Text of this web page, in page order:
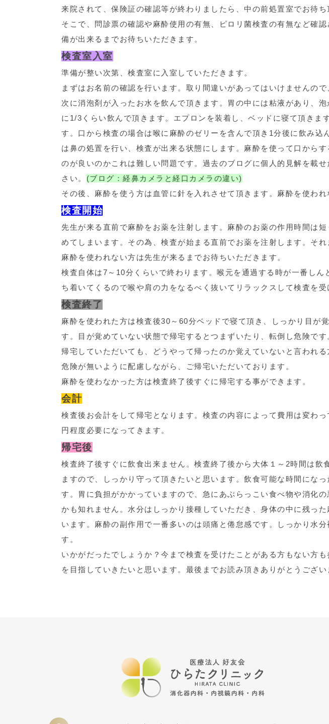
来院されて、保険証の確認等が終わりましたら、中の前処置室でお待ち
そこで、問診票の確認や麻酔使用の有無、ピロリ菌検査の有無など確
備が出来るまでお待ちいただきます。
検査室入室
準備が整い次第、検査室に入室していただきます。
まずはお名前の確認を行います。取り間違いがあってはいけませんので
次に消泡剤が入ったお水を飲んで頂きます。胃の中には粘液があり、
に1/3くらい飲んで頂きます。エプロンを装着し、ベッドに寝て頂きま
す。口から検査の場合は喉に麻酔のゼリーを含んで頂き1分後に飲み込
は鼻の処置を行い、検査が出来る状態にします。麻酔を使って口から
のが良いのかこれは難しい問題です。過去のブログに個人的見解を載
さい。 (ブログ：経鼻カメラと経口カメラの違い)
その後、麻酔を使う方は血管に針を入れさせて頂きます。麻酔を使わ
検査開始
先生が来る直前で麻酔をお薬を注射します。麻酔のお薬の作用時間は
めてしまいます。その為、検査が始まる直前でお薬を注射します。それ
麻酔を使われない方は先生が来るまでお待ちいただきます。
検査自体は7～10分くらいで終わります。喉元を通過する時が一番しん
ち着いてくるので喉や肩の力をなるべく抜いてリラックスして検査を受
検査終了
麻酔を使われた方は検査後30～60分ベッドで寝て頂き、しっかり目が
す。目が覚めていない状態で帰宅するとつまずいたり、転倒し危険で
帰宅していただいても、どうやって帰ったのか覚えていないと言われ
危険が無いように配慮しながら、ご帰宅いただいております。
麻酔を使わなかった方は検査終了後すぐに帰宅する事ができます。
会計
検査後お会計をして帰宅となります。検査の内容によって費用は変わ
円程度必要になってきます。
帰宅後
検査終了後すぐに飲食出来ません。検査終了後から大体１～2時間は飲
ますので、しっかり守って頂きたいと思います。飲食可能な時間にな
す。胃に負担がかかっていますので、急にあぶらっこい食べ物や消化
かも知れません。水分はしっかり接種していただき、身体の中に残っ
います。麻酔の副作用で一番多いのは頭痛と倦怠感です。しっかり水
す。
いかがだったでしょうか？今まで検査を受けたことがある方もない方
を目指していきたいと思います。最後までお読み頂きありがとうござい